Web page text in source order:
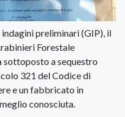
preliminari (GIP), il
Forestale
sottoposto a sequestro
321 del Codice di
e un fabbricato in
conosciuta.